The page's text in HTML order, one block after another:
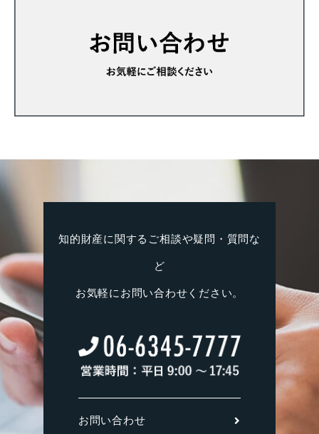
知的財産に関するご相談や疑問・質問な
ど
お気軽にお問い合わせください。
お問い合わせ